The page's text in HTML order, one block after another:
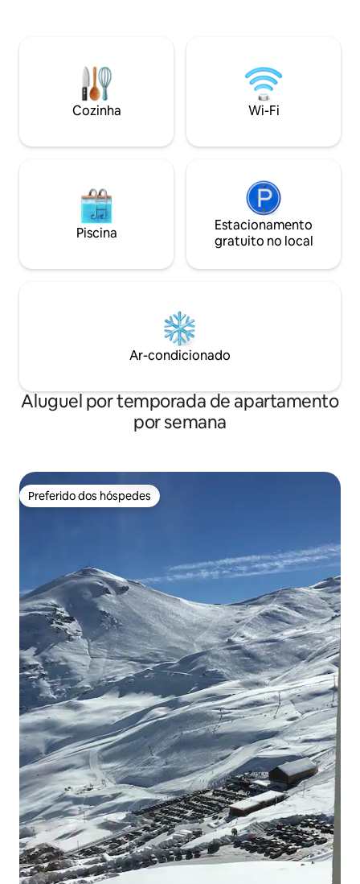
cafés, parques e tudo o que você
precisa para se locomover com
facilidade em Santiago.
Cozinha Wi-Fi
Piscina
Estacionamento
gratuito no local
Ar-condicionado
Aluguel por temporada de apartamento
por semana
Preferido dos hóspedes
Preferido dos hóspedes